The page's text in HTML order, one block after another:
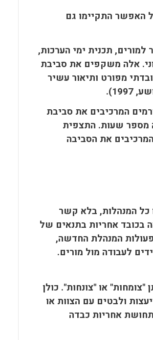
ומהימן ככל האפשר התקיימו גם
תכנית ימי הערכות,
אלה משקפים את סביבת
מפורט ותיאור עשיר
המרכיבים את סביבת
מספר שעות. התצפית
את הסביבה
כל המנהלות, בלא קשר
בכובד אחריות בתנאים של
המנהלת החדשה,
לעבודה מול מורים.
או "צונחות". כולן
ולבטים עם הצוות או
אחריות כבדה